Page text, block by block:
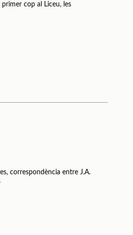
cop al Liceu, les
correspondència entre J.A.